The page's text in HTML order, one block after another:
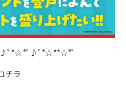
ﾟ*☆*ﾟ♪ﾟ*☆**☆*ﾟ
チラ